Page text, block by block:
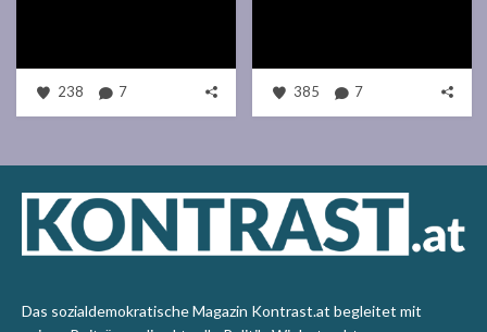
238 7 385 7
Das sozialdemokratische Magazin Kontrast.at begleitet mit